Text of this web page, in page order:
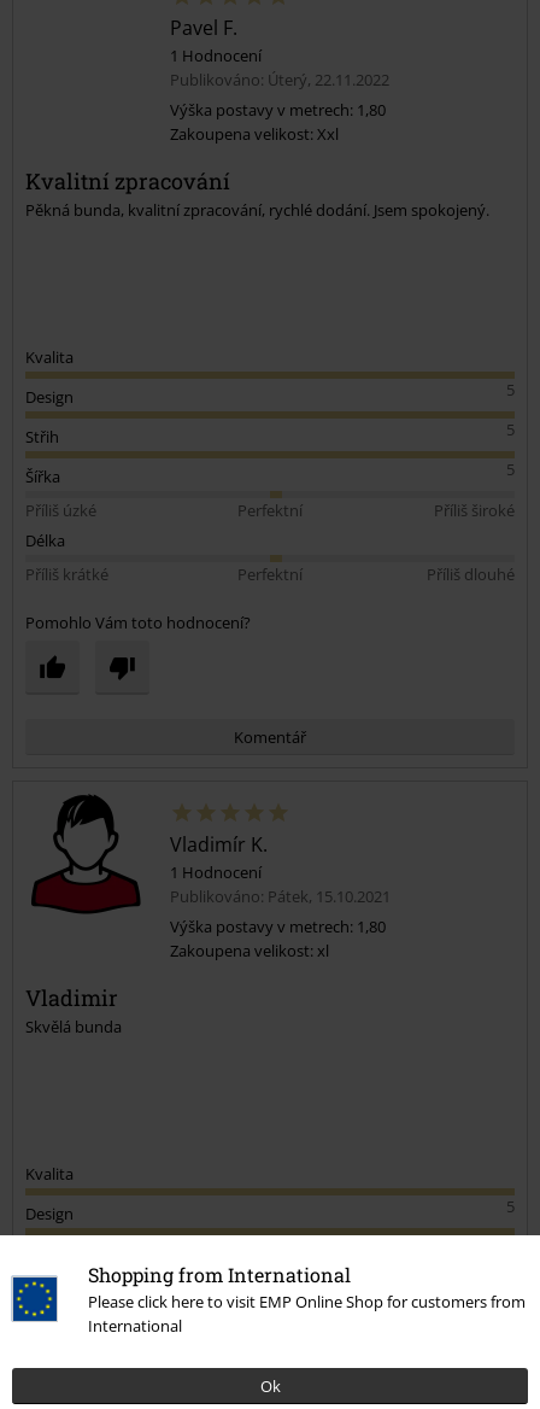
Shopping from International
Please click here to visit EMP Online Shop for customers from
International
Ok
Pavel F.
1 Hodnocení
Publikováno: Úterý, 22.11.2022
Výška postavy v metrech: 1,80
Zakoupena velikost: Xxl
Kvalitní zpracování
Pěkná bunda, kvalitní zpracování, rychlé dodání. Jsem spokojený.
Kvalita
5
Design
5
Střih
5
Šířka
Příliš úzké
Perfektní
Příliš široké
Délka
Příliš krátké
Perfektní Příliš dlouhé
Pomohlo Vám toto hodnocení?
Komentář
Odeslat komentář
Vladimír K.
1 Hodnocení
Publikováno: Pátek, 15.10.2021
Výška postavy v metrech: 1,80
Zakoupena velikost: xl
Vladimir
Skvělá bunda
Kvalita
5
Design
Šířka
Příliš úzké
Perfektní